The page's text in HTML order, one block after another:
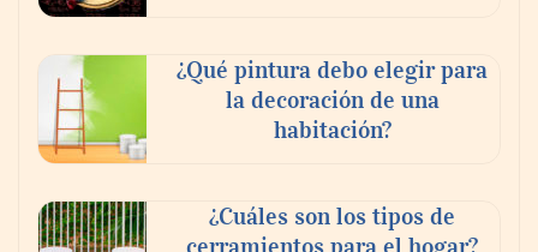
¿Qué pintura debo elegir para
la decoración de una
habitación?
¿Cuáles son los tipos de